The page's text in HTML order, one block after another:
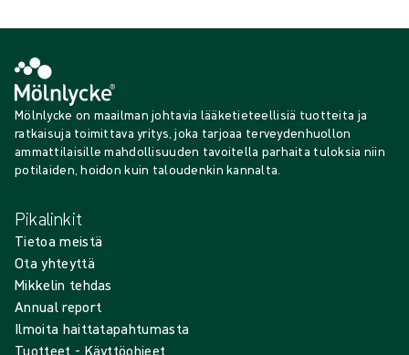
Mölnlycke on maailman johtavia lääketieteellisiä tuotteita ja
ratkaisuja toimittava yritys, joka tarjoaa terveydenhuollon
ammattilaisille mahdollisuuden tavoitella parhaita tuloksia niin
potilaiden, hoidon kuin taloudenkin kannalta.
Pikalinkit
Tietoa meistä
Ota yhteyttä
Mikkelin tehdas
Annual report
Ilmoita haittatapahtumasta
Tuotteet - Käyttöohjeet